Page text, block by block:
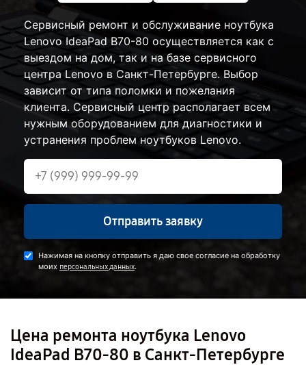
Сервисный ремонт и обслуживание ноутбука
Lenovo IdeaPad B70-80 осуществляется как с
выездом на дом, так и на базе сервисного
центра Lenovo в Санкт-Петербурге. Выбор
зависит от типа поломки и пожелания
клиента. Сервисный центр располагает всем
нужным оборудованием для диагностики и
устранения проблем ноутбуков Lenovo.
Отправить заявку
Нажимая на кнопку отправить я даю свое согласие на обработку
моих персональных данных.
Цена ремонта ноутбука Lenovo
IdeaPad B70-80 в Санкт-Петербурге